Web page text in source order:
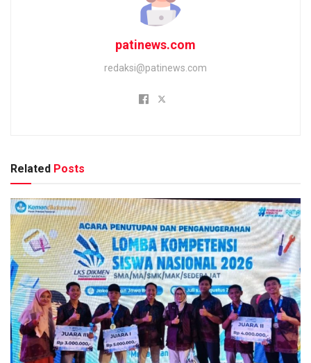
patinews.com
redaksi@patinews.com
Related Posts